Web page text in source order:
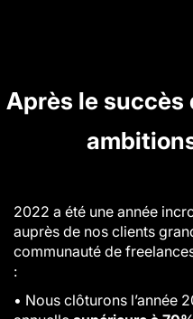
Après le succès
2022 a été une année
auprès de nos clients
communauté de
:
• Nous clôturons l’année